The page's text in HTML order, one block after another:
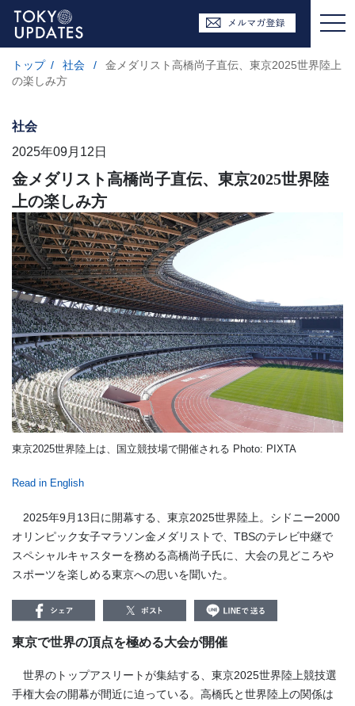
トップ / 社会 /
金メダリスト高橋尚子直伝、東京2025世界陸上
の楽しみ方
社会
2025年09月12日
金メダリスト高橋尚子直伝、東京2025世界陸
上の楽しみ方
東京2025世界陸上は、国立競技場で開催される Photo: PIXTA
Read in English
2025年9月13日に開幕する、東京2025世界陸上。シドニー2000
オリンピック女子マラソン金メダリストで、TBSのテレビ中継で
スペシャルキャスターを務める高橋尚子氏に、大会の見どころや
スポーツを楽しめる東京への思いを聞いた。
東京で世界の頂点を極める大会が開催
世界のトップアスリートが集結する、東京2025世界陸上競技選
手権大会の開幕が間近に迫っている。高橋氏と世界陸上の関係は